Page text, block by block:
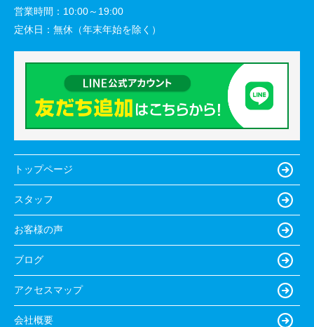
営業時間： 10:00～19:00
定休日： 無休（年末年始を除く）
トップページ
スタッフ
お客様の声
ブログ
アクセスマップ
会社概要